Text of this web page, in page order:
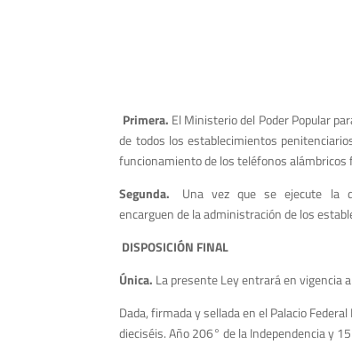
Primera. El Ministerio del Poder Popular
de todos los establecimientos
funcionamiento de los teléfonos alámbricos
Segunda. Una vez que se ejecute la
encarguen de la administración de los
DISPOSICIÓN FINAL
Única. La presente Ley entrará en vigencia
Dada, firmada y sellada en el Palacio
dieciséis. Año 206° de la Independencia y